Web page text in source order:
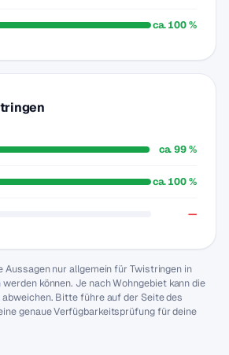
ca. 100 %
ca. 99 %
ca. 100 %
—
Aussagen nur allgemein für Twistringen in
können. Je nach Wohngebiet kann die
abweichen. Bitte führe auf der Seite des
genaue Verfügbarkeitsprüfung für deine